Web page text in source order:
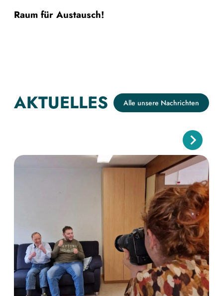
Raum für Austausch!
AKTUELLES Alle unsere Nachrichten